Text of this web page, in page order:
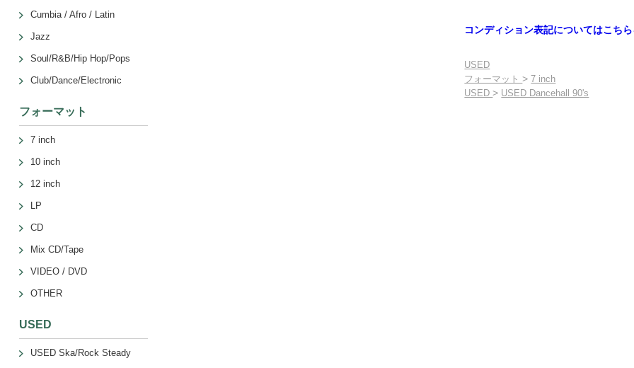
コンディション表記についてはこち
USED
フォーマット>7 inch
USED> USED Dancehall 90's
Cumbia / Afro / Latin
Jazz
Soul/R&B/Hip Hop/Pops
Club/Dance/Electronic
フォーマット
7 inch
10 inch
12 inch
LP
CD
Mix CD/Tape
VIDEO / DVD
OTHER
USED
USED Ska/Rock Steady